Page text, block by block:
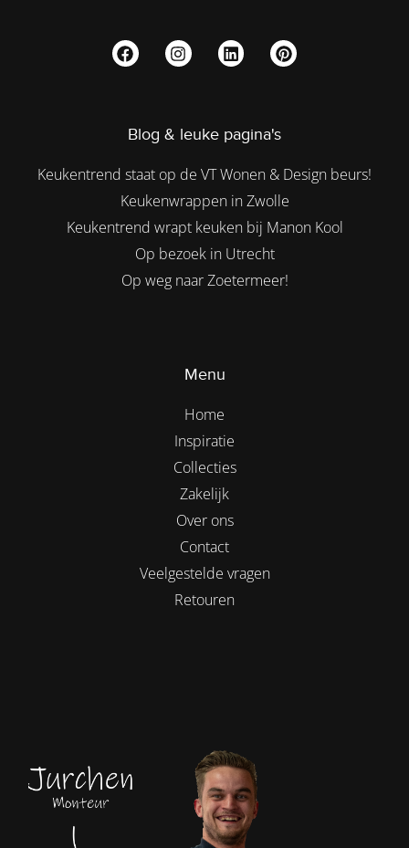
Blog & leuke pagina's
Keukentrend staat op de VT Wonen & Design beurs!
Keukenwrappen in Zwolle
Keukentrend wrapt keuken bij Manon Kool
Op bezoek in Utrecht
Op weg naar Zoetermeer!
Menu
Home
Inspiratie
Collecties
Zakelijk
Over ons
Contact
Veelgestelde vragen
Retouren